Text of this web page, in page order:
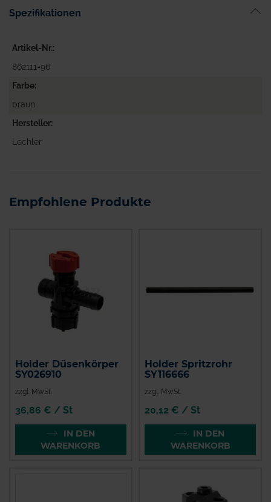
Spezifikationen
Artikel-Nr.
862111-96
Farbe
braun
Hersteller
Lechler
Empfohlene Produkte
Holder Düsenkörper
SY026910
zzgl. MwSt.
36,86 € / St
IN DEN
WARENKORB
Holder Spritzrohr
SY116666
zzgl. MwSt.
20,12 € / St
IN DEN
WARENKORB